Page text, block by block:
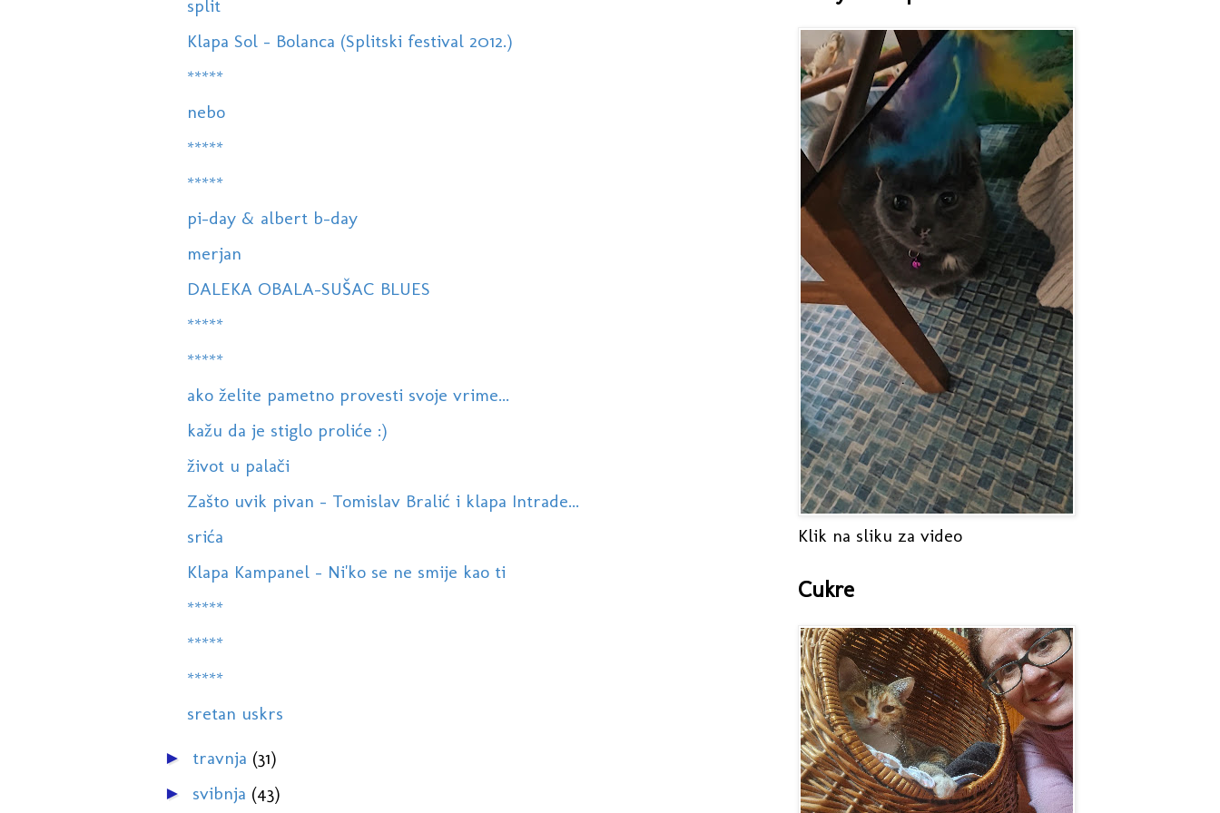
split
Klapa Sol - Bolanca (Splitski festival 2012.)
*****
nebo
*****
*****
pi-day & albert b-day
merjan
DALEKA OBALA-SUŠAC BLUES
*****
*****
ako želite pametno provesti svoje vrime...
kažu da je stiglo proliće :)
život u palači
Zašto uvik pivan - Tomislav Bralić i klapa Intrade...
srića
Klapa Kampanel - Ni'ko se ne smije kao ti
*****
*****
*****
sretan uskrs
► travnja (31)
► svibnja (43)
Klik na sliku za video
Cukre